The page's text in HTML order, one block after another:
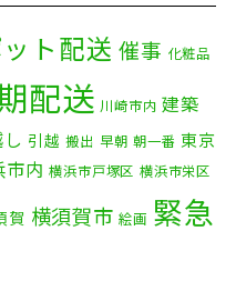
月(4)
(9)
(3)
(2)
(6)
ト配送 催事 化粧品
配送 川崎市内 建築
引越 搬出 早朝 朝一番 東京
市内 横浜市戸塚区 横浜市栄区
賀 横須賀市 絵画 緊急